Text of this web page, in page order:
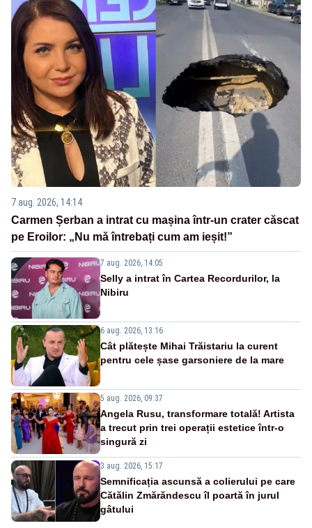
7 aug. 2026, 14:14
Carmen Șerban a intrat cu mașina într-un crater căscat
pe Eroilor: „Nu mă întrebați cum am ieșit!”
7 aug. 2026, 14:05
Selly a intrat în Cartea Recordurilor, la
Nibiru
6 aug. 2026, 13:16
Cât plătește Mihai Trăistariu la curent
pentru cele șase garsoniere de la mare
5 aug. 2026, 09:37
Angela Rusu, transformare totală! Artista
a trecut prin trei operații estetice într-o
singură zi
3 aug. 2026, 15:17
Semnificația ascunsă a colierului pe care
Cătălin Zmărăndescu îl poartă în jurul
gâtului